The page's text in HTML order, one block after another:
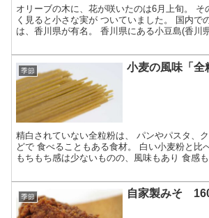
オリーブの木に、花が咲いたのは6月上旬。 そ
く見ると小さな実が ついていました。 国内で
は、香川県が有名。 香川県にある小豆島(香川
季節 小麦の風味「全
精白されていない全粒粉は、 パンやパスタ、
どで 食べることもある食材。 白い小麦粉と比
もちもち感は少ないものの、風味もあり 食感
季節 自家製みそ